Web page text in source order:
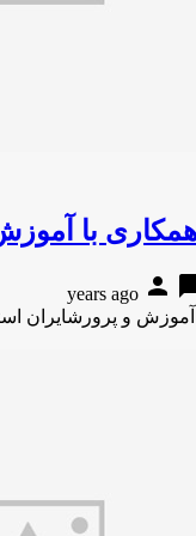
با
person
و پرورشایران